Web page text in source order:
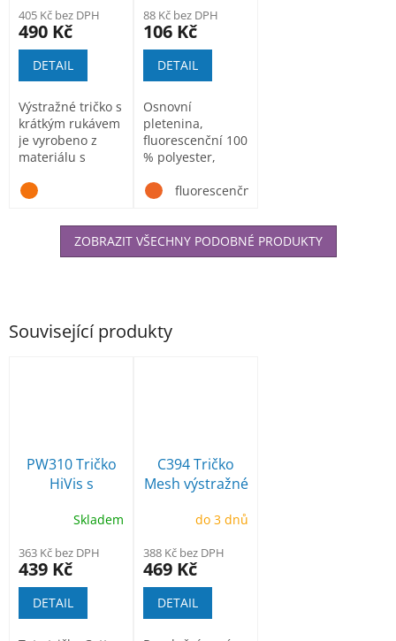
Související produkty
PW310 Tričko
HiVis s
pruhy žluté
Skladem
363 Kč bez DPH
439 Kč
DETAIL
C394 Tričko
Mesh výstražné
pruhy
do 3 dnů
388 Kč bez DPH
469 Kč
DETAIL
405 Kč bez DPH
490 Kč
DETAIL
Výstražné tričko s
krátkým rukávem
je vyrobeno z
materiálu s
bavlny....
88 Kč bez DPH
106 Kč
DETAIL
Osnovní
pletenina,
fluorescenční 100
% polyester,
pruhyfluorescenční žlutá
ZOBRAZIT VŠECHNY PODOBNÉ PRODUKTY